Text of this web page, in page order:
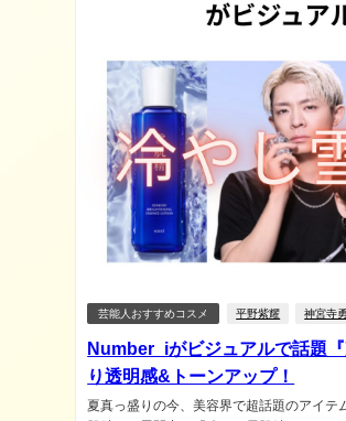
芸能人おすすめコスメ 平野紫耀 神宮寺
Number_iがビジュアルで話題
り透明感&トーンアップ！
夏真っ盛りの今、美容界で超話題のアイテ